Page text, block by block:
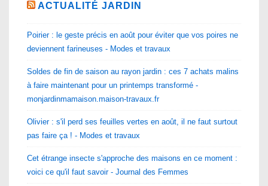
ACTUALITÉ JARDIN
Poirier : le geste précis en août pour éviter que vos poires ne
deviennent farineuses - Modes et travaux
Soldes de fin de saison au rayon jardin : ces 7 achats malins
à faire maintenant pour un printemps transformé -
monjardinmamaison.maison-travaux.fr
Olivier : s'il perd ses feuilles vertes en août, il ne faut surtout
pas faire ça ! - Modes et travaux
Cet étrange insecte s'approche des maisons en ce moment :
voici ce qu'il faut savoir - Journal des Femmes